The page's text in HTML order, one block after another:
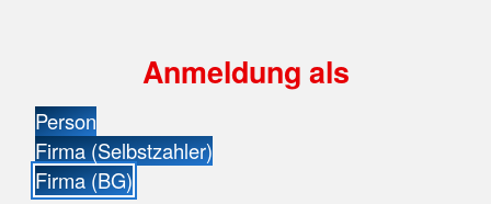
Anmeldung als
Person
Firma (Selbstzahler)
Firma (BG)